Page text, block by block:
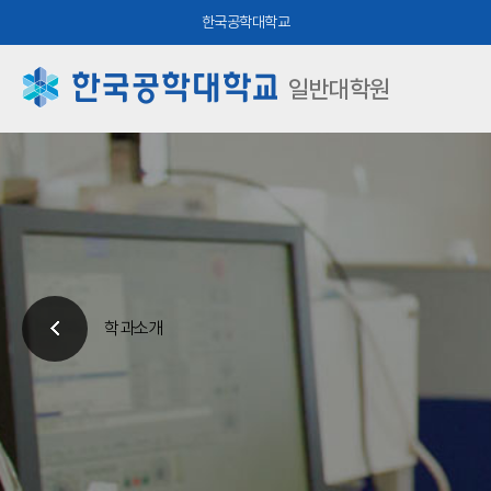
한국공학대학교
일반대학원
학과소개